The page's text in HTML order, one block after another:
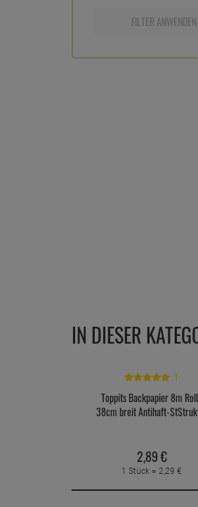
FILTER ANWENDEN
IN DIESER
1
Toppits Backpapier 8m
38cm breit Antihaft-
2,89€
1 Stück = 2,29 €